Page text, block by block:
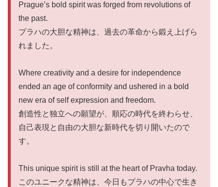
Prague’s bold spirit was forged from revolutions of
the past.
プラハの大胆な精神は、過去の革命から鍛え上げら
れました。
Where creativity and a desire for independence
ended an age of conformity and ushered in a bold
new era of self expression and freedom.
創造性と独立への願望が、順応の時代を終わらせ、
自己表現と自由の大胆な新時代を切り開いたので
す。
This unique spirit is still at the heart of Pravha today.
このユニークな精神は、今日もプラハの中心で生き